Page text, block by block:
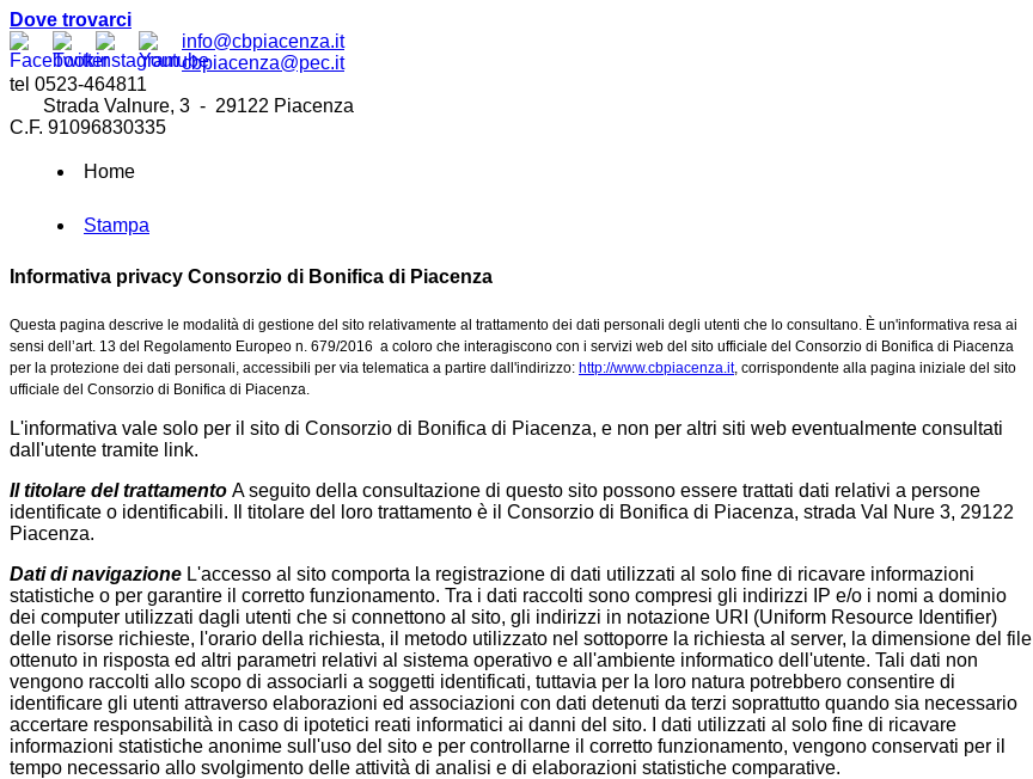
Dove trovarci
info@cbpiacenza.it
cbpiacenza@pec.it
tel 0523-464811
Strada Valnure, 3 - 29122 Piacenza
C.F. 91096830335
Home
Stampa
Informativa privacy Consorzio di Bonifica di Piacenza
Questa pagina descrive le modalità di gestione del sito relativamente al trattamento dei dati personali degli utenti che lo consultano. È un'informativa resa ai
sensi dell’art. 13 del Regolamento Europeo n. 679/2016 a coloro che interagiscono con i servizi web del sito ufficiale del Consorzio di Bonifica di Piacenza
per la protezione dei dati personali, accessibili per via telematica a partire dall'indirizzo: http://www.cbpiacenza.it, corrispondente alla pagina iniziale del sito
ufficiale del Consorzio di Bonifica di Piacenza.
L'informativa vale solo per il sito di Consorzio di Bonifica di Piacenza, e non per altri siti web eventualmente consultati
dall'utente tramite link.
Il titolare del trattamento A seguito della consultazione di questo sito possono essere trattati dati relativi a persone
identificate o identificabili. Il titolare del loro trattamento è il Consorzio di Bonifica di Piacenza, strada Val Nure 3, 29122
Piacenza.
Dati di navigazione L'accesso al sito comporta la registrazione di dati utilizzati al solo fine di ricavare informazioni
statistiche o per garantire il corretto funzionamento. Tra i dati raccolti sono compresi gli indirizzi IP e/o i nomi a dominio
dei computer utilizzati dagli utenti che si connettono al sito, gli indirizzi in notazione URI (Uniform Resource Identifier)
delle risorse richieste, l'orario della richiesta, il metodo utilizzato nel sottoporre la richiesta al server, la dimensione del file
ottenuto in risposta ed altri parametri relativi al sistema operativo e all'ambiente informatico dell'utente. Tali dati non
vengono raccolti allo scopo di associarli a soggetti identificati, tuttavia per la loro natura potrebbero consentire di
identificare gli utenti attraverso elaborazioni ed associazioni con dati detenuti da terzi soprattutto quando sia necessario
accertare responsabilità in caso di ipotetici reati informatici ai danni del sito. I dati utilizzati al solo fine di ricavare
informazioni statistiche anonime sull'uso del sito e per controllarne il corretto funzionamento, vengono conservati per il
tempo necessario allo svolgimento delle attività di analisi e di elaborazioni statistiche comparative.